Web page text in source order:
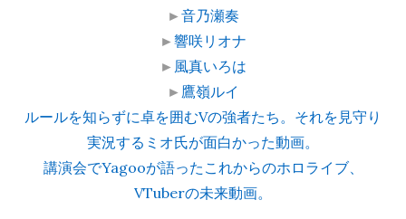
►音乃瀬奏
►響咲リオナ
► 風真いろは
► 鷹嶺ルイ
ルールを知らずに卓を囲むVの強者たち。それを見守り
実況するミオ氏が面白かった動画。
講演会でYagooが語ったこれからのホロライブ、
VTuberの未来動画。